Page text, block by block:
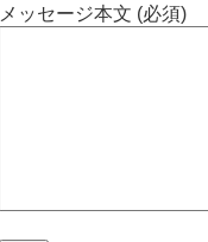
メッセージ本文 (必須)